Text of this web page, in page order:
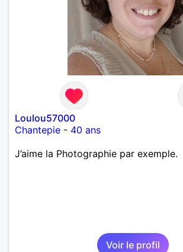
Loulou57000
Chantepie - 40 ans
J’aime la Photographie par exemple.
Voir le profil